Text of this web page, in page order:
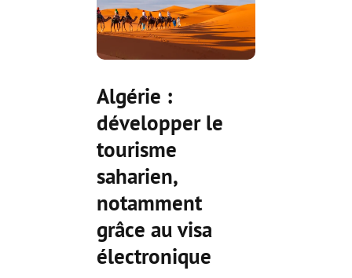
Algérie :
développer le
tourisme
saharien,
notamment
grâce au visa
électronique